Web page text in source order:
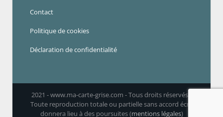
Contact
Politique de cookies
Déclaration de confidentialité
2021 - www.ma-carte-grise.com - Tous droits réservés -
Toute reproduction totale ou partielle sans accord écrit
donnera lieu à des poursuites (mentions légales)